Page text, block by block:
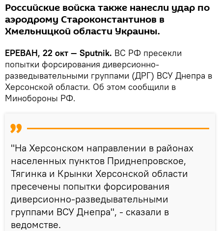
Российские войска также нанесли удар по
аэродрому Староконстантинов в
Хмельницкой области Украины.
ЕРЕВАН, 22 окт — Sputnik. ВС РФ пресекли
попытки форсирования диверсионно-
разведывательными группами (ДРГ) ВСУ Днепра в
Херсонской области. Об этом сообщили в
Минобороны РФ.
"На Херсонском направлении в районах
населенных пунктов Приднепровское,
Тягинка и Крынки Херсонской области
пресечены попытки форсирования
диверсионно-разведывательными
группами ВСУ Днепра", - сказали в
ведомстве.